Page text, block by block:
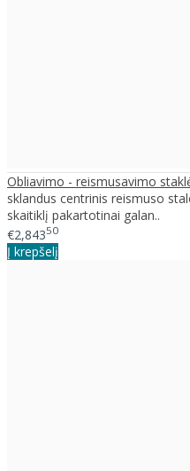
Obliavimo - reismusavimo
sklandus centrinis reismuso
skaitiklį pakartotinai galan..
€2,84350
Į krepšelį